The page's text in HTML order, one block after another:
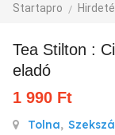
Startapro
Tea Stilton : Cinfordi kalandok sorozat 3 kötete
eladó
1 990 Ft
Tolna,